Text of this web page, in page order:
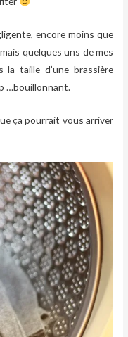
encore moins que
quelques uns de mes
la taille d’une brassière
…bouillonnant.
ça pourrait vous arriver